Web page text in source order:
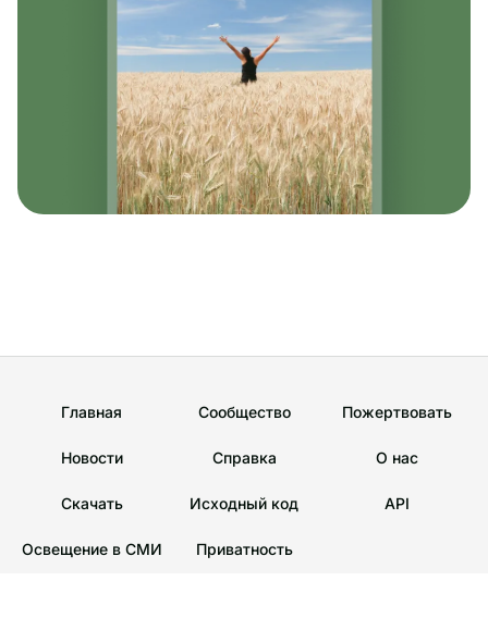
Главная Сообщество Пожертвовать
Новости Справка О нас
Скачать Исходный код API
Освещение в СМИ Приватность